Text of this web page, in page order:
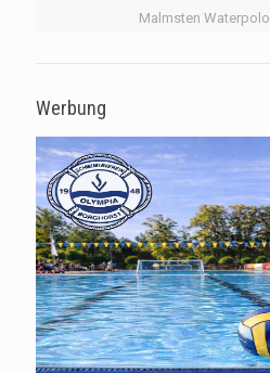
Malmsten Waterpolo
Werbung